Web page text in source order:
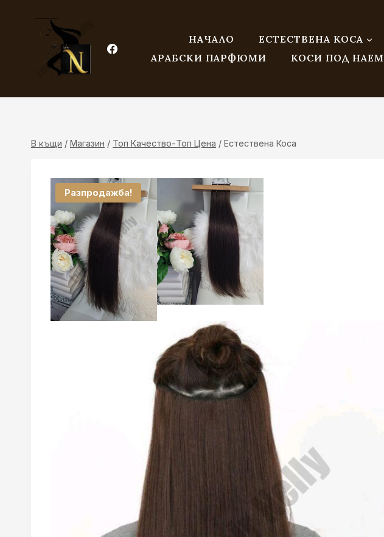
съдържанието
НАЧАЛО
ЕСТЕСТВЕНА КОСА
АРАБСКИ ПАРФЮМИ
КОСИ ПОД НАЕМ
В къщи / Магазин / Топ Качество-Топ Цена / Естествена Коса
Разпродажба!